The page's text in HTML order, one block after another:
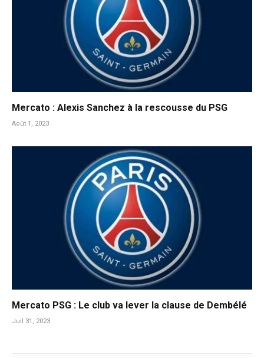
Mercato : Alexis Sanchez à la rescousse du PSG
Août 1, 2023
Mercato PSG : Le club va lever la clause de Dembélé
Juil 31, 2023